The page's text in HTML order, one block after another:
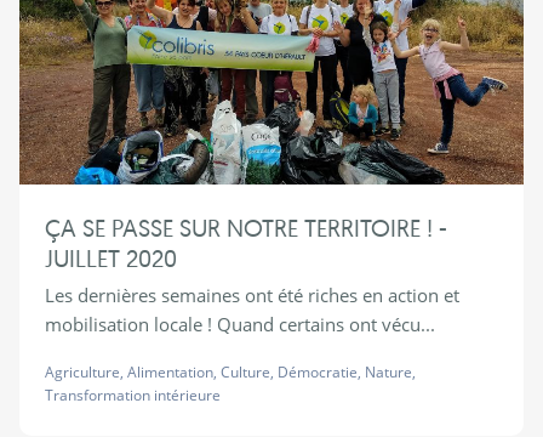
ÇA SE PASSE SUR NOTRE TERRITOIRE ! -
JUILLET 2020
Les dernières semaines ont été riches en action et
mobilisation locale ! Quand certains ont vécu...
Agriculture, Alimentation, Culture, Démocratie, Nature,
Transformation intérieure